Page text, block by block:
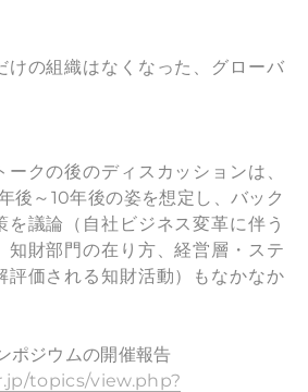
けの組織はなくなった、グローバ
クの後のディスカッションは、
後～10年後の姿を想定し、バック
を議論（自社ビジネス変革に伴う
知財部門の在り方、経営層・ステ
評価される知財活動）もなかなか
ポジウムの開催報告
topics/view.php?